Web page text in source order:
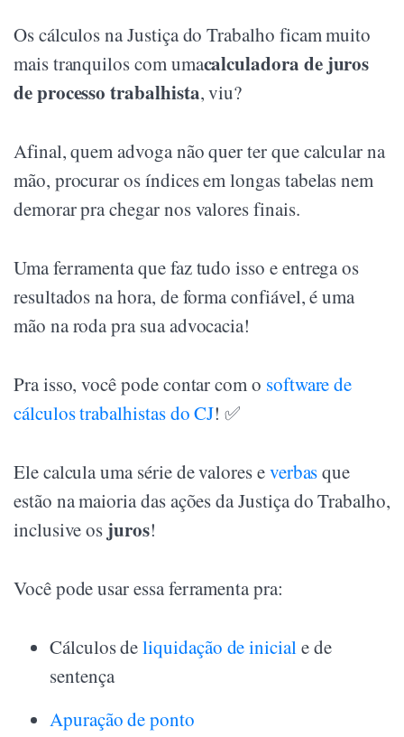
Os cálculos na Justiça do Trabalho ficam muito
mais tranquilos com umacalculadora de juros
de processo trabalhista, viu?
Afinal, quem advoga não quer ter que calcular na
mão, procurar os índices em longas tabelas nem
demorar pra chegar nos valores finais.
Uma ferramenta que faz tudo isso e entrega os
resultados na hora, de forma confiável, é uma
mão na roda pra sua advocacia!
Pra isso, você pode contar com o software de
cálculos trabalhistas do CJ! ✅
Ele calcula uma série de valores everbasque
estão na maioria das ações da Justiça do Trabalho,
inclusive os juros!
Você pode usar essa ferramenta pra:
Cálculos deliquidação de inicial e de
sentença
Apuração de ponto